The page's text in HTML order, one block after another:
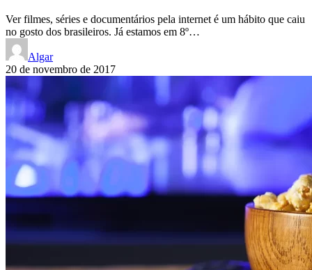
Ver filmes, séries e documentários pela internet é um hábito que caiu
no gosto dos brasileiros. Já estamos em 8º…
Algar
20 de novembro de 2017